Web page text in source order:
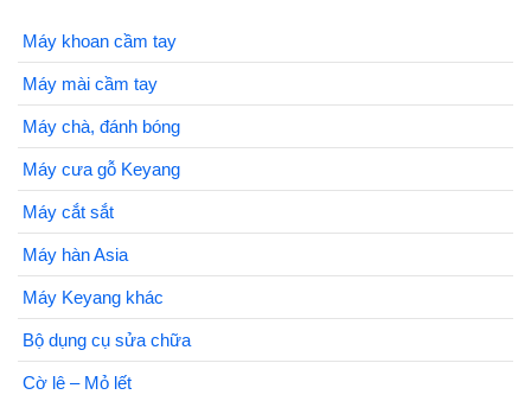
Máy khoan cầm tay
Máy mài cầm tay
Máy chà, đánh bóng
Máy cưa gỗ Keyang
Máy cắt sắt
Máy hàn Asia
Máy Keyang khác
Bộ dụng cụ sửa chữa
Cờ lê – Mỏ lết